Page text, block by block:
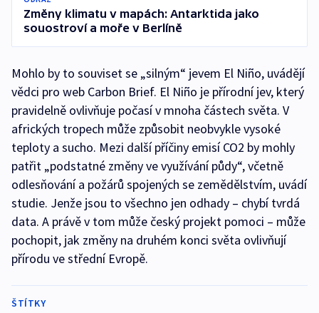
Změny klimatu v mapách: Antarktida jako
souostroví a moře v Berlíně
Mohlo by to souviset se „silným“ jevem El Niño, uvádějí
vědci pro web Carbon Brief. El Niño je přírodní jev, který
pravidelně ovlivňuje počasí v mnoha částech světa. V
afrických tropech může způsobit neobvykle vysoké
teploty a sucho. Mezi další příčiny emisí CO2 by mohly
patřit „podstatné změny ve využívání půdy“, včetně
odlesňování a požárů spojených se zemědělstvím, uvádí
studie. Jenže jsou to všechno jen odhady – chybí tvrdá
data. A právě v tom může český projekt pomoci – může
pochopit, jak změny na druhém konci světa ovlivňují
přírodu ve střední Evropě.
ŠTÍTKY